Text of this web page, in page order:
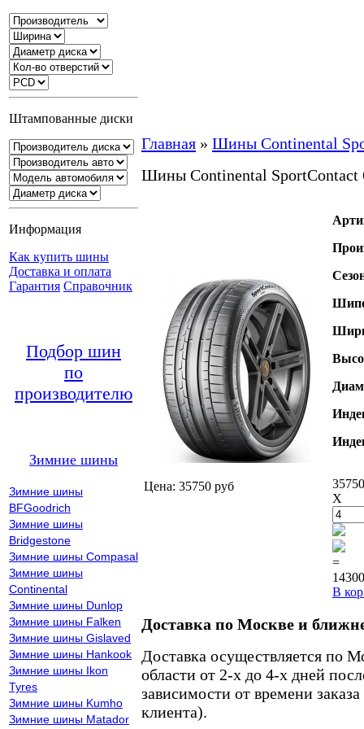
Штампованные диски
Информация
Как купить шины
Доставка и оплата
Гарантия Справочник
Подбор шин
по
производителю
Зимние шины
Зимние шины
BFGoodrich
Зимние шины
Bridgestone
Зимние шины Compasal
Зимние шины
Continental
Зимние шины Dunlop
Зимние шины Falken
Зимние шины Gislaved
Зимние шины Hankook
Зимние шины Ikon
Tyres
Зимние шины Kumho
Зимние шины Matador
Главная » Шины Continental
Шины Continental SportContact
Цена: 35750 руб
X
=
В
Доставка по Москве и
Доставка осуществляется по
области от 2-х до 4-х дней
зависимости от времени
клиента).